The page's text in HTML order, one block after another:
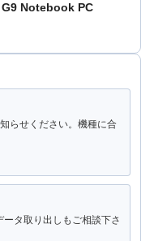
Notebook PC
らせください。機種に合
タ取り出しもご相談下さ